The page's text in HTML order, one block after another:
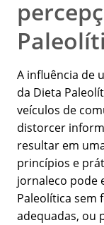
A influência de
da Dieta
veículos de
distorcer
resultar em
princípios e
jornaleco pode
Paleolítica sem
adequadas, ou